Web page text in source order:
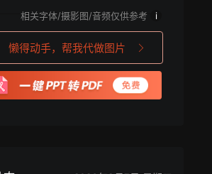
相关字体/摄影图/音频仅供参考 i
懒得动手，帮我代做图片